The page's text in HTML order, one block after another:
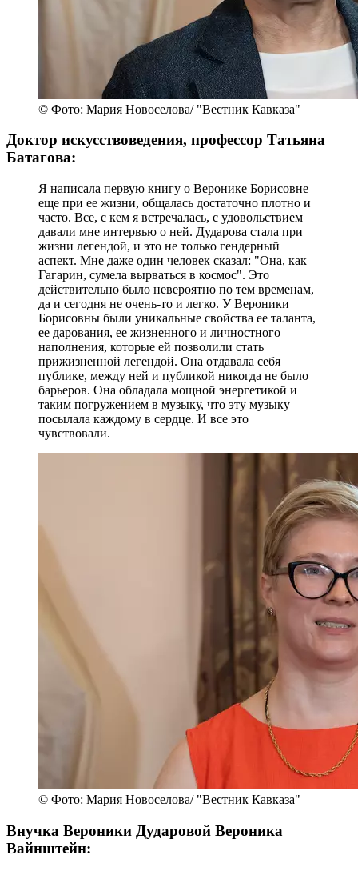
© Фото: Мария Новоселова/ "Вестник Кавказа"
Доктор искусствоведения, профессор Татьяна
Батагова:
Я написала первую книгу о Веронике Борисовне
еще при ее жизни, общалась достаточно плотно и
часто. Все, с кем я встречалась, с удовольствием
давали мне интервью о ней. Дударова стала при
жизни легендой, и это не только гендерный
аспект. Мне даже один человек сказал: "Она, как
Гагарин, сумела вырваться в космос". Это
действительно было невероятно по тем временам,
да и сегодня не очень-то и легко. У Вероники
Борисовны были уникальные свойства ее таланта,
ее дарования, ее жизненного и личностного
наполнения, которые ей позволили стать
прижизненной легендой. Она отдавала себя
публике, между ней и публикой никогда не было
барьеров. Она обладала мощной энергетикой и
таким погружением в музыку, что эту музыку
посылала каждому в сердце. И все это
чувствовали.
© Фото: Мария Новоселова/ "Вестник Кавказа"
Внучка Вероники Дударовой Вероника
Вайнштейн: